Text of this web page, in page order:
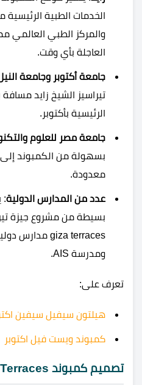
الخدمات الطبية
والمركز الطبي العالمي
العاجلة بأي وقت.
جامعة أكتوبر وجامعة
تيراسيز الشيخ زايد
الرئيسية بأكتوبر.
جامعة مصر للعلوم
بسهولة من الكمبوند إلى
معدودة.
عدد من المدارس الدولية:
ومدرسة AIS.
تعرف على:
هيلتون سيفيل سيفين
كمبوند ويست فيل اكتوبر
تصميم كمبوند Giza Terraces زايد الجديدة